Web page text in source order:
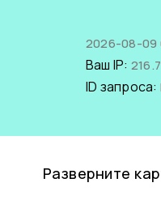
2026-08-09
Ваш IP:
ID запроса:
Разверните